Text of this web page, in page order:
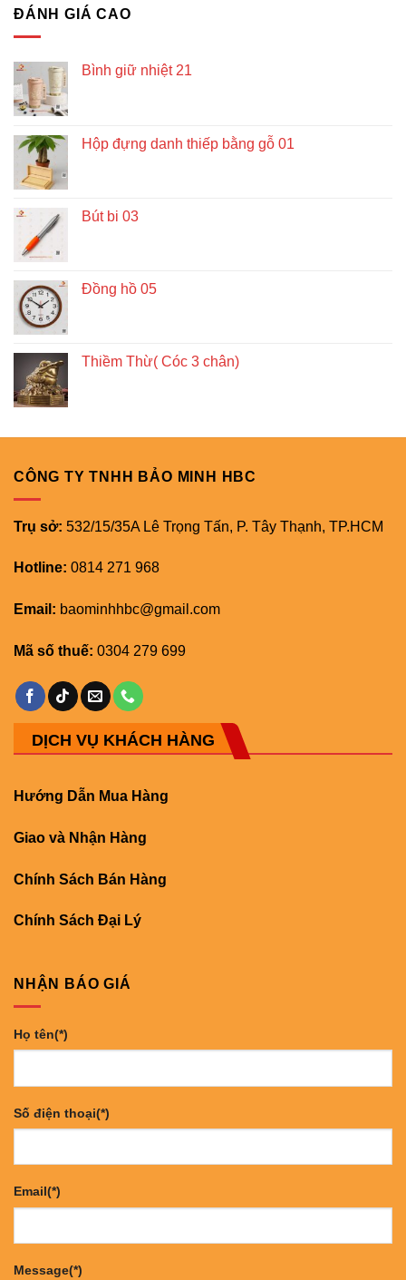
ĐÁNH GIÁ CAO
Bình giữ nhiệt 21
Hộp đựng danh thiếp bằng gỗ 01
Bút bi 03
Đồng hồ 05
Thiềm Thừ( Cóc 3 chân)
CÔNG TY TNHH BẢO MINH HBC
Trụ sở: 532/15/35A Lê Trọng Tấn, P. Tây Thạnh, TP.HCM
Hotline: 0814 271 968
Email: baominhhbc@gmail.com
Mã số thuế: 0304 279 699
DỊCH VỤ KHÁCH HÀNG
Hướng Dẫn Mua Hàng
Giao và Nhận Hàng
Chính Sách Bán Hàng
Chính Sách Đại Lý
NHẬN BÁO GIÁ
Họ tên(*)
Số điện thoại(*)
Email(*)
Message(*)